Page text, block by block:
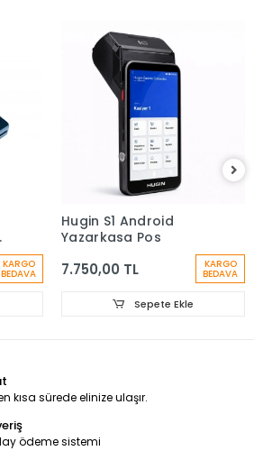
KARGO
BEDAVA
Hugin S1 Android
Yazarkasa Pos
7.750,00 TL KARGO
BEDAVA
Sepete Ekle
kısa sürede elinize ulaşır.
ödeme sistemi